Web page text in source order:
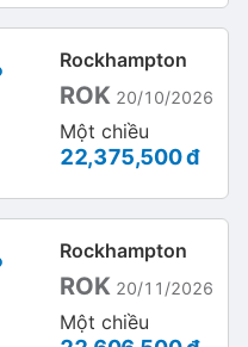
Rockhampton
ROK 20/10/2026
Một chiều
22,375,500 đ
Rockhampton
ROK 20/11/2026
Một chiều